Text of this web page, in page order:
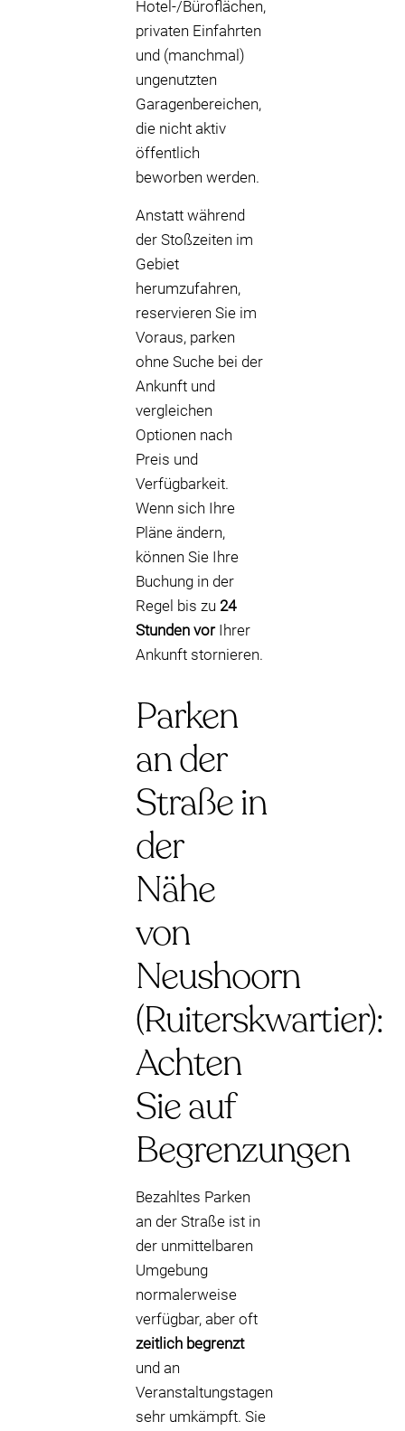
Hotel-/Büroflächen,
privaten Einfahrten
und (manchmal)
ungenutzten
Garagenbereichen,
die nicht aktiv
öffentlich
beworben werden.
Anstatt während
der Stoßzeiten im
Gebiet
herumzufahren,
reservieren Sie im
Voraus, parken
ohne Suche bei der
Ankunft und
vergleichen
Optionen nach
Preis und
Verfügbarkeit.
Wenn sich Ihre
Pläne ändern,
können Sie Ihre
Buchung in der
Regel bis zu 24
Stunden vorIhrer
Ankunft stornieren.
Parken
an der
Straße in
der
Nähe
von
Neushoorn
(Ruiterskwartier):
Achten
Sie auf
Begrenzungen
Bezahltes Parken
an der Straße ist in
der unmittelbaren
Umgebung
normalerweise
verfügbar, aber oft
zeitlich begrenzt
und an
Veranstaltungstagen
sehr umkämpft. Sie